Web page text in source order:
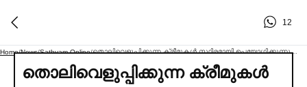
12
Home/News/Sathyam Online/ തൊലിവെളുപ്പിക്കുന്ന ക്രീമുകള്‍ സ്ഥിരമായി ഉപയോഗിക്കുന്നുണ്ടോ?; കിഡ്നി തകരാറടക്കമുള്ള ഗുരുതര ആരോഗ്യപ്രശ്നങ്ങള്‍ക്ക് വഴിവെച്ചേക്കാമെന്ന് മുന്നറിയിപ്പ്
തൊലിവെളുപ്പിക്കുന്ന ക്രീമുകള്‍